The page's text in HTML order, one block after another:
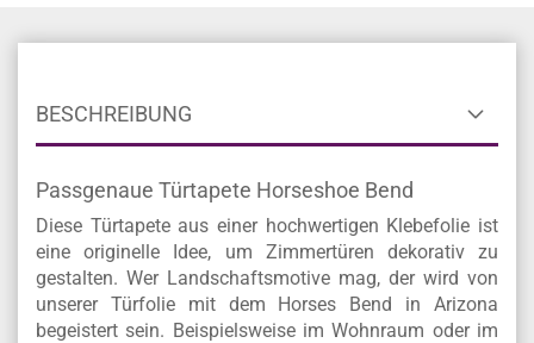
BESCHREIBUNG
Passgenaue Türtapete Horseshoe Bend
Diese Türtapete aus einer hochwertigen Klebefolie ist
eine originelle Idee, um Zimmertüren dekorativ zu
gestalten. Wer Landschaftsmotive mag, der wird von
unserer Türfolie mit dem Horses Bend in Arizona
begeistert sein. Beispielsweise im Wohnraum oder im